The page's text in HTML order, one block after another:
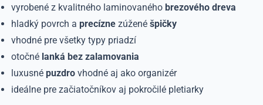
vyrobené z kvalitného laminovanéhobrezového dreva
hladký povrch aprecízne zúženéšpičky
vhodné pre všetky typy priadzí
otočné lanká bez zalamovania
luxusnépuzdro vhodné aj ako organizér
ideálne pre začiatočníkov aj pokročilé pletiarky